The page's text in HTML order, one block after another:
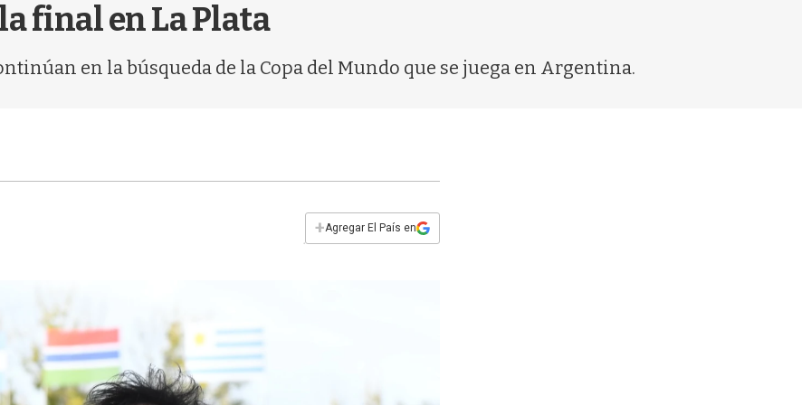
final en La Plata
en la búsqueda de la Copa del Mundo que se juega en Argentina.
+Agregar El País en